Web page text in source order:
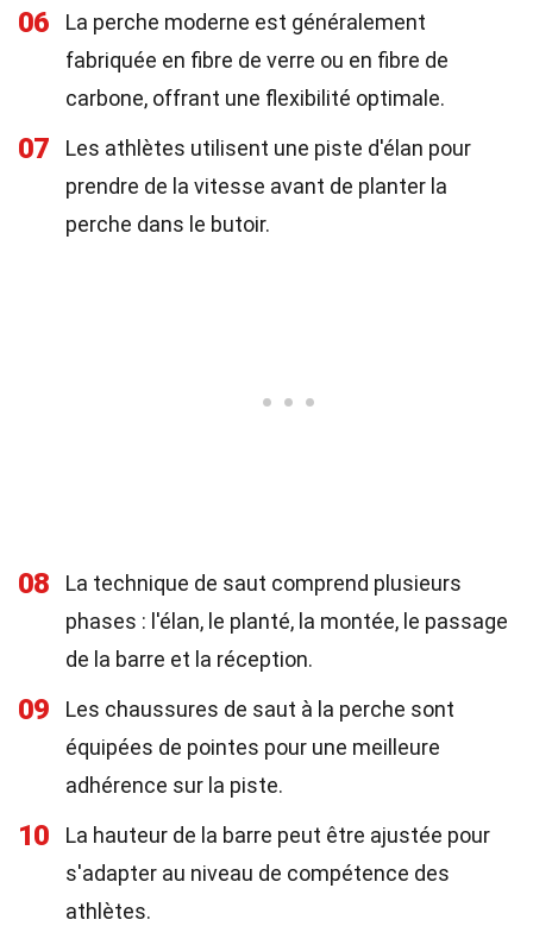
06
La perche moderne est généralement
fabriquée en fibre de verre ou en fibre de
carbone, offrant une flexibilité optimale.
07
Les athlètes utilisent une piste d'élan pour
prendre de la vitesse avant de planter la
perche dans le butoir.
08
La technique de saut comprend plusieurs
phases : l'élan, le planté, la montée, le passage
de la barre et la réception.
09
Les chaussures de saut à la perche sont
équipées de pointes pour une meilleure
adhérence sur la piste.
10
La hauteur de la barre peut être ajustée pour
s'adapter au niveau de compétence des
athlètes.